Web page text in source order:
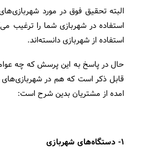
البته تحقیق فوق در مورد
استفاده در شهربازی شما را ترغیب
استفاده از شهربازی دانسته‌اند.
حال در پاسخ به این پرسش که چه
قابل ذکر است که هم در شهربازی‌های
امده از مشتریان بدین شرح است:
1- دستگاه‌های شهربازی